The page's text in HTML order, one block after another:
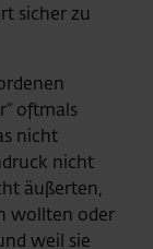
sicher zu
oftmals
nicht
nicht
äußerten,
wollten oder
weil sie